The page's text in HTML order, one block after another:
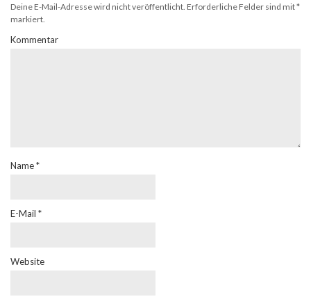
Deine E-Mail-Adresse wird nicht veröffentlicht. Erforderliche Felder sind mit*
markiert.
Kommentar
Name*
E-Mail *
Website